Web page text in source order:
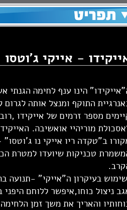
- אייקי ג'וטסו
הינו ענף לחימה הגנתי
התוקף ומנצל אותה
מספר זרמים של אייקידו
מוריהיי אואשיבה.
ב"טקדה ריו אייקי נו
טכניקות שיועדו למטרת
בעיקרון ה"אייקי" -תנועה
ניצול כוחו,איפשר ללוחם
והאריך את משך זמן